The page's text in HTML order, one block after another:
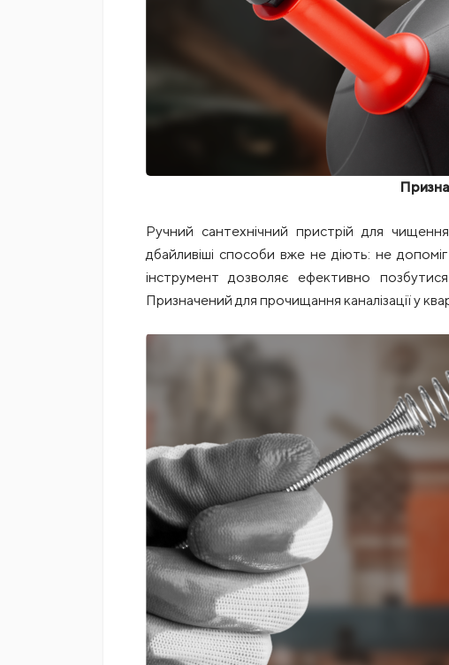
Ручний сантехнічний пристрій для
дбайливіші способи вже не діють: не допоміг
інструмент дозволяє ефективно
Призначений для прочищання каналізації у